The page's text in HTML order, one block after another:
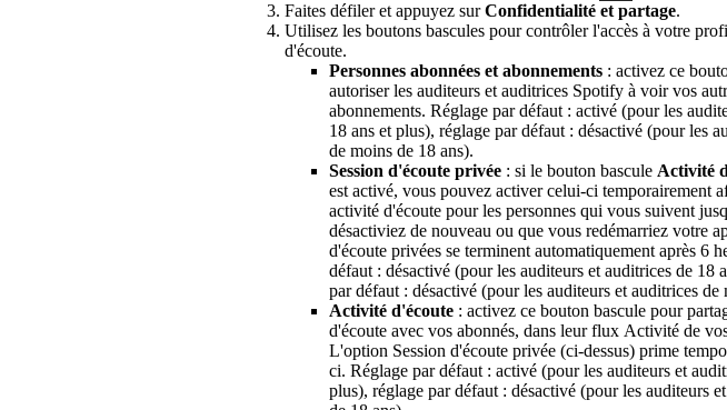
Faites défiler et appuyez surConfidentialité et partage.
Utilisez les boutons bascules pour contrôler l'accès à votre
d'écoute.
Personnes abonnées et abonnements : activez ce
autoriser les auditeurs et auditrices Spotify à voir vos
abonnements. Réglage par défaut : activé (pour les
18 ans et plus), réglage par défaut : désactivé (pour les
de moins de 18 ans).
Session d'écoute privée : si le bouton bascule Activité
est activé, vous pouvez activer celui-ci temporairement
activité d'écoute pour les personnes qui vous suivent
désactiviez de nouveau ou que vous redémarriez votre
d'écoute privées se terminent automatiquement après 6
défaut : désactivé (pour les auditeurs et auditrices de 18
par défaut : désactivé (pour les auditeurs et auditrices de
Activité d'écoute : activez ce bouton bascule pour
d'écoute avec vos abonnés, dans leur flux Activité de
L'option Session d'écoute privée (ci-dessus) prime
ci. Réglage par défaut : activé (pour les auditeurs et
plus), réglage par défaut : désactivé (pour les auditeurs